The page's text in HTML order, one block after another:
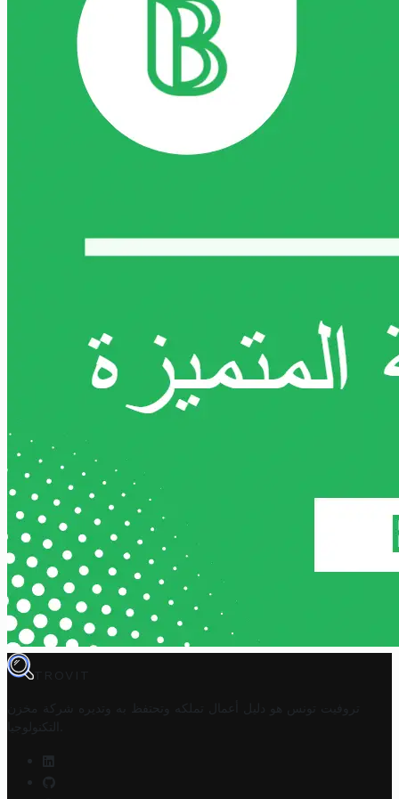
TROVIT
تروفيت تونس هو دليل أعمال تملكه وتحتفظ به وتديره
شركة مخزن
التكنولوجيا